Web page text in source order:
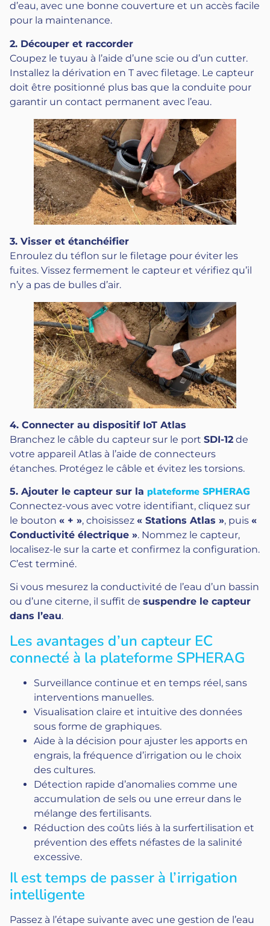
d’eau, avec une bonne couverture et un accès facile
pour la maintenance.
2. Découper et raccorder
Coupez le tuyau à l’aide d’une scie ou d’un cutter.
Installez la dérivation en T avec filetage. Le capteur
doit être positionné plus bas que la conduite pour
garantir un contact permanent avec l’eau.
3. Visser et étanchéifier
Enroulez du téflon sur le filetage pour éviter les
fuites. Vissez fermement le capteur et vérifiez qu’il
n’y a pas de bulles d’air.
4. Connecter au dispositif IoT Atlas
Branchez le câble du capteur sur le port SDI-12 de
votre appareil Atlas à l’aide de connecteurs
étanches. Protégez le câble et évitez les torsions.
5. Ajouter le capteur sur la plateforme SPHERAG
Connectez-vous avec votre identifiant, cliquez sur
le bouton « + », choisissez « Stations Atlas », puis «
Conductivité électrique ». Nommez le capteur,
localisez-le sur la carte et confirmez la configuration.
C’est terminé.
Si vous mesurez la conductivité de l’eau d’un bassin
ou d’une citerne, il suffit de suspendre le capteur
dans l’eau.
Les avantages d’un capteur EC
connecté à la plateforme SPHERAG
Surveillance continue et en temps réel, sans
interventions manuelles.
Visualisation claire et intuitive des données
sous forme de graphiques.
Aide à la décision pour ajuster les apports en
engrais, la fréquence d’irrigation ou le choix
des cultures.
Détection rapide d’anomalies comme une
accumulation de sels ou une erreur dans le
mélange des fertilisants.
Réduction des coûts liés à la surfertilisation et
prévention des effets néfastes de la salinité
excessive.
Il est temps de passer à l’irrigation
intelligente
Passez à l’étape suivante avec une gestion de l’eau